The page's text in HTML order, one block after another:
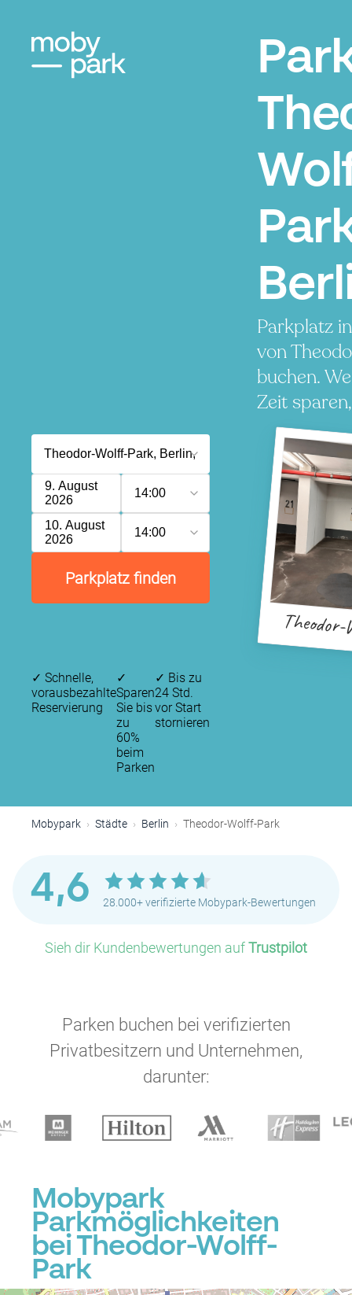
Parkplatz
von
buchen.
Zeit
9. August
2026
14:00
10. August
2026
14:00
Parkplatz finden
✓ Schnelle,
vorausbezahlte
Reservierung
✓
Sparen
Sie bis
zu
60%
beim
Parken
✓ Bis zu
24 Std.
vor Start
stornieren
Mobypark Städte Berlin Theodor-Wolff-Park
4,6 28.000+ verifizierte Mobypark-Bewertungen
Sieh dir Kundenbewertungen aufTrustpilot
Parken buchen bei verifizierten
Privatbesitzern und Unternehmen,
darunter:
Mobypark
Parkmöglichkeiten
bei Theodor-Wolff-
Park